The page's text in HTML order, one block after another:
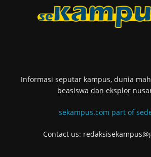
Informasi seputar kampus, dunia
beasiswa dan eksplor
sekampus.com part of
Contact us: